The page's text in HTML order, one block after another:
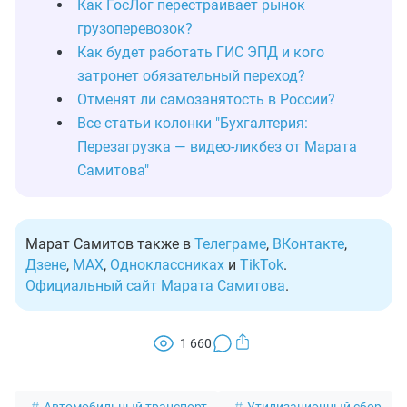
Как ГосЛог перестраивает рынок
грузоперевозок?
Как будет работать ГИС ЭПД и кого
затронет обязательный переход?
Отменят ли самозанятость в России?
Все статьи колонки "Бухгалтерия:
Перезагрузка — видео-ликбез от Марата
Самитова"
Марат Самитов также в Телеграме, ВКонтакте,
Дзене, MAX, Одноклассниках и TikTok.
Официальный сайт Марата Самитова.
1 660